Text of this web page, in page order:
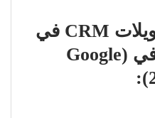
-كيف تقوم بتتبع تحويلات CRM في
وضع عدم الاتصال في (Google